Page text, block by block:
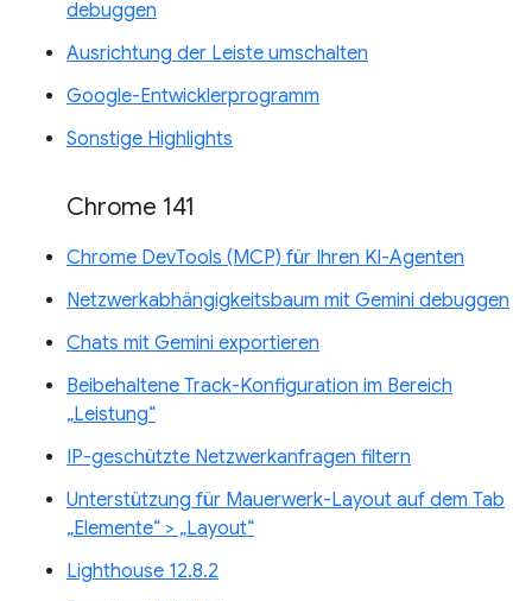
debuggen
Ausrichtung der Leiste umschalten
Google-Entwicklerprogramm
Sonstige Highlights
Chrome 141
Chrome DevTools (MCP) für Ihren KI-Agenten
Netzwerkabhängigkeitsbaum mit Gemini debuggen
Chats mit Gemini exportieren
Beibehaltene Track-Konfiguration im Bereich
„Leistung“
IP-geschützte Netzwerkanfragen filtern
Unterstützung für Mauerwerk-Layout auf dem Tab
„Elemente“ > „Layout“
Lighthouse 12.8.2